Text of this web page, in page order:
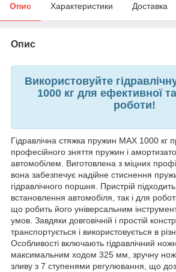
Опис Характеристики Доставка
Опис
Використовуйте
1000 кг для ефективної
роботи!
Гідравлічна стяжка пружин MAX 1000 кг
професійного зняття пружин і
автомобілем. Виготовлена з міцних
вона забезпечує надійне стиснення
гідравлічного поршня. Пристрій
встановлення автомобіля, так і для
що робить його універсальним
умов. Завдяки довговічній і простій
транспортується і використовується в
Особливості включають гідравлічний
максимальним ходом 325 мм, зручну
зливу з 7 ступенями регулювання, що